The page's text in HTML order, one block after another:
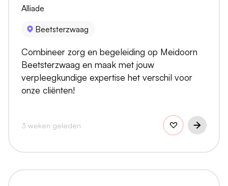
Alliade
Beetsterzwaag
Combineer zorg en begeleiding op Meidoorn
Beetsterzwaag en maak met jouw
verpleegkundige expertise het verschil voor
onze cliënten!
3 weken geleden